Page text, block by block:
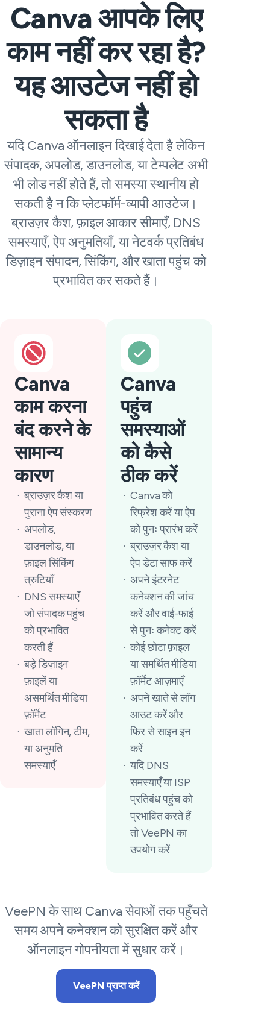
Canva आपके लिए
काम नहीं कर रहा है?
यह आउटेज नहीं हो
सकता है
यदि Canva ऑनलाइन दिखाई देता है लेकिन
संपादक, अपलोड, डाउनलोड, या टेम्पलेट अभी
भी लोड नहीं होते हैं, तो समस्या स्थानीय हो
सकती है न कि प्लेटफॉर्म-व्यापी आउटेज।
ब्राउज़र कैश, फ़ाइल आकार सीमाएँ, DNS
समस्याएँ, ऐप अनुमतियाँ, या नेटवर्क प्रतिबंध
डिज़ाइन संपादन, सिंकिंग, और खाता पहुंच को
प्रभावित कर सकते हैं।
Canva
काम करना
बंद करने के
सामान्य
कारण
ब्राउज़र कैश या
पुराना ऐप संस्करण
अपलोड,
डाउनलोड, या
फ़ाइल सिंकिंग
त्रुटियाँ
DNS समस्याएँ
जो संपादक पहुंच
को प्रभावित
करती हैं
बड़े डिज़ाइन
फ़ाइलें या
असमर्थित मीडिया
फ़ॉर्मेट
खाता लॉगिन, टीम,
या अनुमति
समस्याएँ
Canva
पहुंच
समस्याओं
को कैसे
ठीक करें
Canva को
रिफ्रेश करें या ऐप
को पुनः प्रारंभ करें
ब्राउज़र कैश या
ऐप डेटा साफ करें
अपने इंटरनेट
कनेक्शन की जांच
करें और वाई-फाई
से पुनः कनेक्ट करें
कोई छोटा फ़ाइल
या समर्थित मीडिया
फ़ॉर्मेट आज़माएँ
अपने खाते से लॉग
आउट करें और
फिर से साइन इन
करें
यदि DNS
समस्याएँ या ISP
प्रतिबंध पहुंच को
प्रभावित करते हैं
तो VeePN का
उपयोग करें
VeePN के साथ Canva सेवाओं तक पहुँचते
समय अपने कनेक्शन को सुरक्षित करें और
ऑनलाइन गोपनीयता में सुधार करें।
VeePN प्राप्त करें